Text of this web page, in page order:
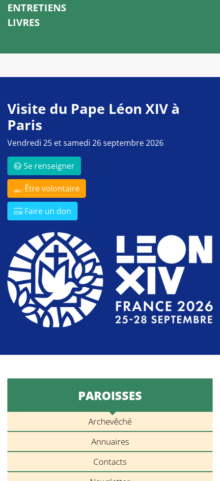
ENTRETIENS
LIVRES
Visite du Pape Léon XIV à
Paris
Vendredi 25 et samedi 26 septembre 2026
Se renseigner
Être volontaire
Faire un don
PAROISSES
Archevêché
Annuaires
Contacts